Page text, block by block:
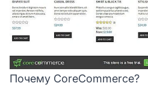
Почему CoreCommerce?